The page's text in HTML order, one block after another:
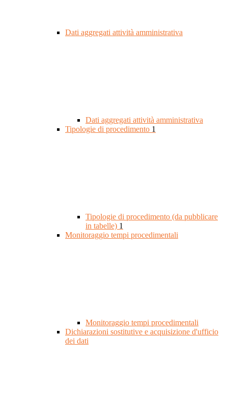
Dati aggregati attività amministrativa
Dati aggregati attività amministrativa
Tipologie di procedimento 1
Tipologie di procedimento (da pubblicare
in tabelle) 1
Monitoraggio tempi procedimentali
Monitoraggio tempi procedimentali
Dichiarazioni sostitutive e acquisizione d'ufficio
dei dati